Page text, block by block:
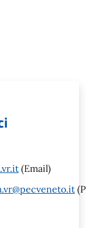
(Email)